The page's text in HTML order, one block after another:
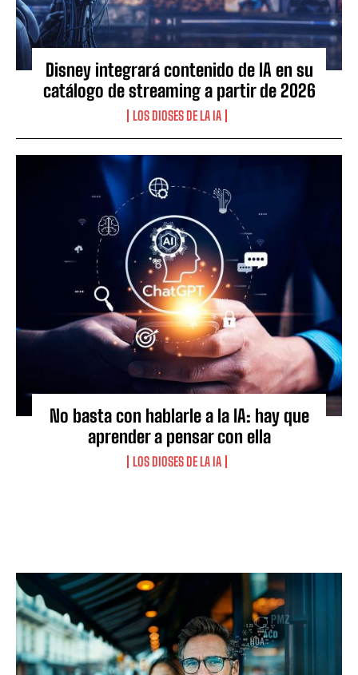
Disney integrará contenido de IA en su
catálogo de streaming a partir de 2026
LOS DIOSES DE LA IA
No basta con hablarle a la IA: hay que
aprender a pensar con ella
LOS DIOSES DE LA IA